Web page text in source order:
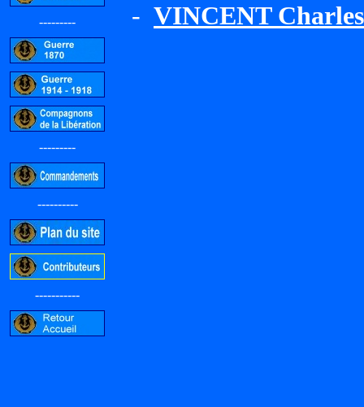
---------
---------
----------
-----------
- VINCENT